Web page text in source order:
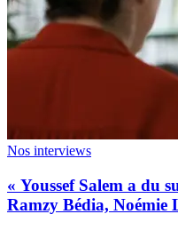
Nos interviews
« Youssef Salem a du
Ramzy Bédia, Noémie